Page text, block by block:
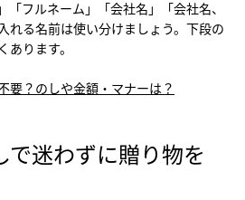
フルネーム」「会社名」「会社名、
れる名前は使い分けましょう。下段の
ります。
要？のしや金額・マナーは？
で迷わずに贈り物を